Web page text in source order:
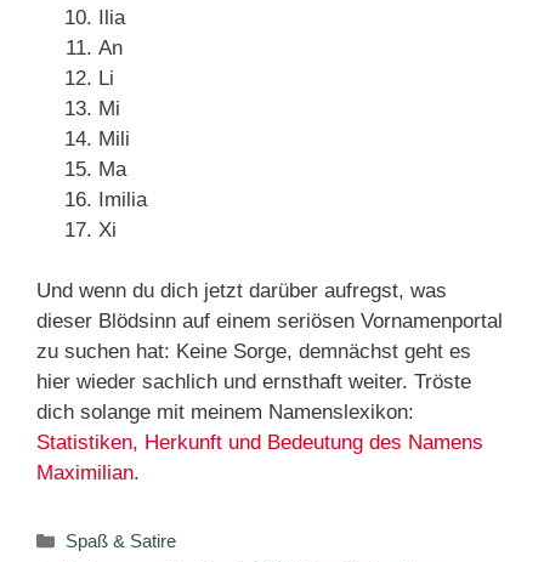
Ilia
An
Li
Mi
Mili
Ma
Imilia
Xi
Und wenn du dich jetzt darüber aufregst, was
dieser Blödsinn auf einem seriösen Vornamenportal
zu suchen hat: Keine Sorge, demnächst geht es
hier wieder sachlich und ernsthaft weiter. Tröste
dich solange mit meinem Namenslexikon:
Statistiken, Herkunft und Bedeutung des Namens
Maximilian.
Kategorien
Spaß & Satire